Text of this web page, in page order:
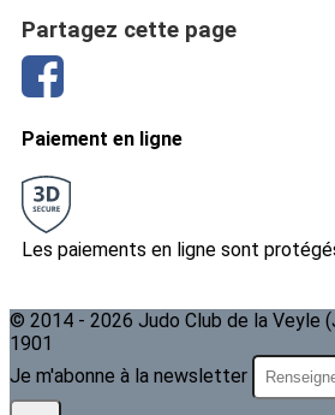
Partagez cette page
Paiement en ligne
Les paiements en ligne sont
© 2014 - 2026 Judo Club de la Veyle
1901
Je m'abonne à la newsletter